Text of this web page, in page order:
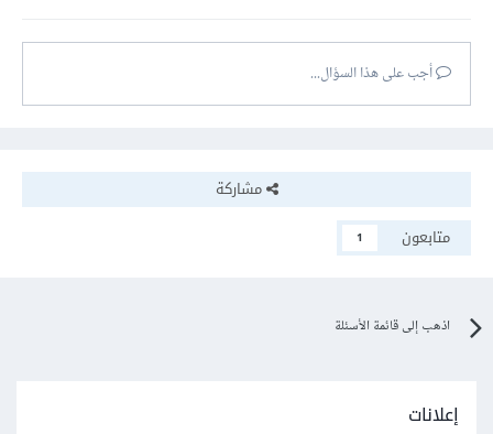
أجب على هذا السؤال...
مشاركة
متابعون
1
اذهب إلى قائمة الأسئلة
إعلانات